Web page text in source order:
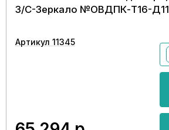
З/C-Зеркало №ОВДПК-Т16-Д11
Артикул 11345